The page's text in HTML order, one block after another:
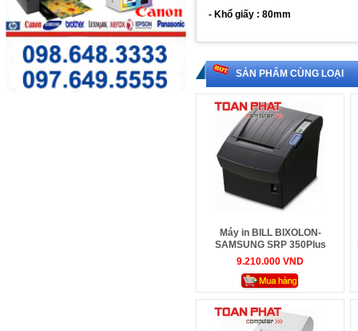
- Khổ giấy : 80mm
SẢN PHẨM CÙNG LOẠI
Máy in BILL BIXOLON-
SAMSUNG SRP 350Plus
COEPG - In nhiệt
9.210.000 VND